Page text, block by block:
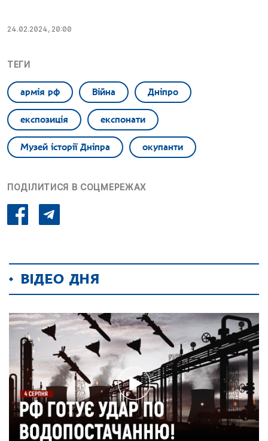
24.02.2024, 20:00
ТЕГИ
армія рф Війна Дніпро
експозиція експонати
Музей історії Дніпра окупанти
ПОДІЛИТИСЯ В СОЦМЕРЕЖАХ
ВІДЕО ДНЯ